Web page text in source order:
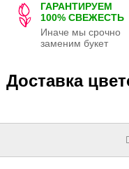
ГАРАНТИРУЕМ
100% СВЕЖЕСТЬ
Иначе мы срочно
заменим букет
Доставка